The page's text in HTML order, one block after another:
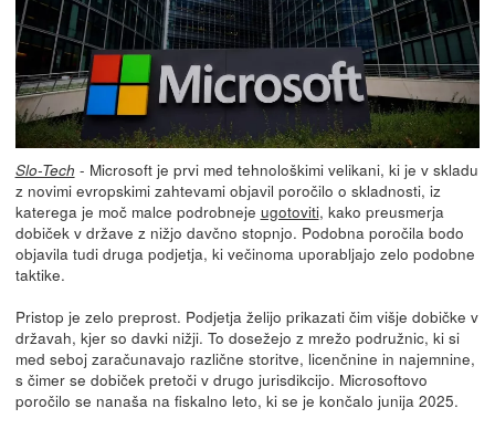
Slo-Tech - Microsoft je prvi med tehnološkimi velikani, ki je v skladu
z novimi evropskimi zahtevami objavil poročilo o skladnosti, iz
katerega je moč malce podrobneje ugotoviti, kako preusmerja
dobiček v države z nižjo davčno stopnjo. Podobna poročila bodo
objavila tudi druga podjetja, ki večinoma uporabljajo zelo podobne
taktike.
Pristop je zelo preprost. Podjetja želijo prikazati čim višje dobičke v
državah, kjer so davki nižji. To dosežejo z mrežo podružnic, ki si
med seboj zaračunavajo različne storitve, licenčnine in najemnine,
s čimer se dobiček pretoči v drugo jurisdikcijo. Microsoftovo
poročilo se nanaša na fiskalno leto, ki se je končalo junija 2025.